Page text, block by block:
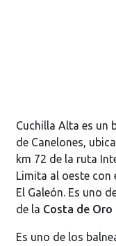
Cuchilla Alta es un
de Canelones,
km 72 de la ruta
Limita al oeste con
El Galeón. Es uno
de la Costa de Oro
Es uno de los